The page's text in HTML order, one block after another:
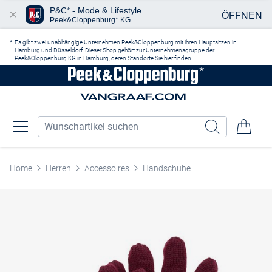
Es gibt zwei unabhängige Unternehmen Peek&Cloppenburg mit ihren Hauptsitzen in
Hamburg und Düsseldorf. Dieser Shop gehört zur Unternehmensgruppe der
Peek&Cloppenburg KG in Hamburg, deren Standorte Sie hierfinden.
Home Herren Accessoires Handschuhe
P&C* - Mode & Lifestyle
Peek&Cloppenburg* KG ÖFFNEN